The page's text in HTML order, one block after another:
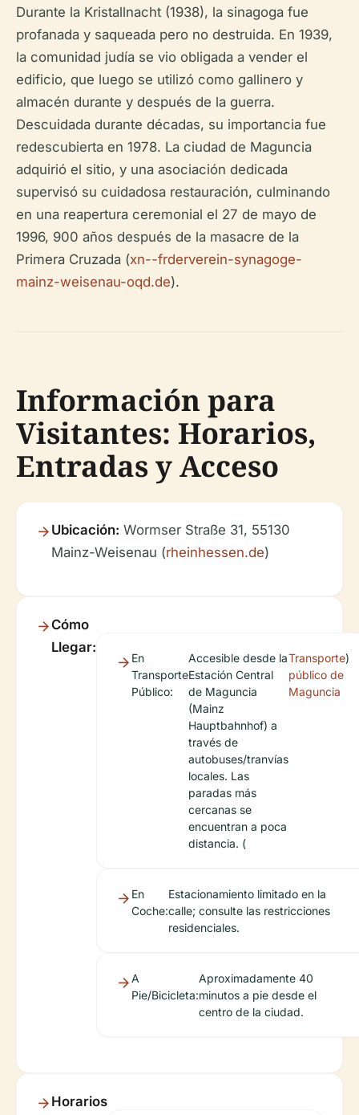
Durante la Kristallnacht (1938), la sinagoga fue
profanada y saqueada pero no destruida. En 1939,
la comunidad judía se vio obligada a vender el
edificio, que luego se utilizó como gallinero y
almacén durante y después de la guerra.
Descuidada durante décadas, su importancia fue
redescubierta en 1978. La ciudad de Maguncia
adquirió el sitio, y una asociación dedicada
supervisó su cuidadosa restauración, culminando
en una reapertura ceremonial el 27 de mayo de
1996, 900 años después de la masacre de la
Primera Cruzada (xn--frderverein-synagoge-
mainz-weisenau-oqd.de).
Información para
Visitantes: Horarios,
Entradas y Acceso
Ubicación: Wormser Straße 31, 55130
Mainz-Weisenau (rheinhessen.de)
Cómo
Llegar:
En
Transporte
Público:
Accesible desde la
Estación Central
de Maguncia
(Mainz
Hauptbahnhof) a
través de
autobuses/tranvías
locales. Las
paradas más
cercanas se
encuentran a poca
distancia. (
Transporte
público de
Maguncia
)
En
Coche:
Estacionamiento limitado en la
calle; consulte las restricciones
residenciales.
A
Pie/Bicicleta:
Aproximadamente 40
minutos a pie desde el
centro de la ciudad.
Horarios